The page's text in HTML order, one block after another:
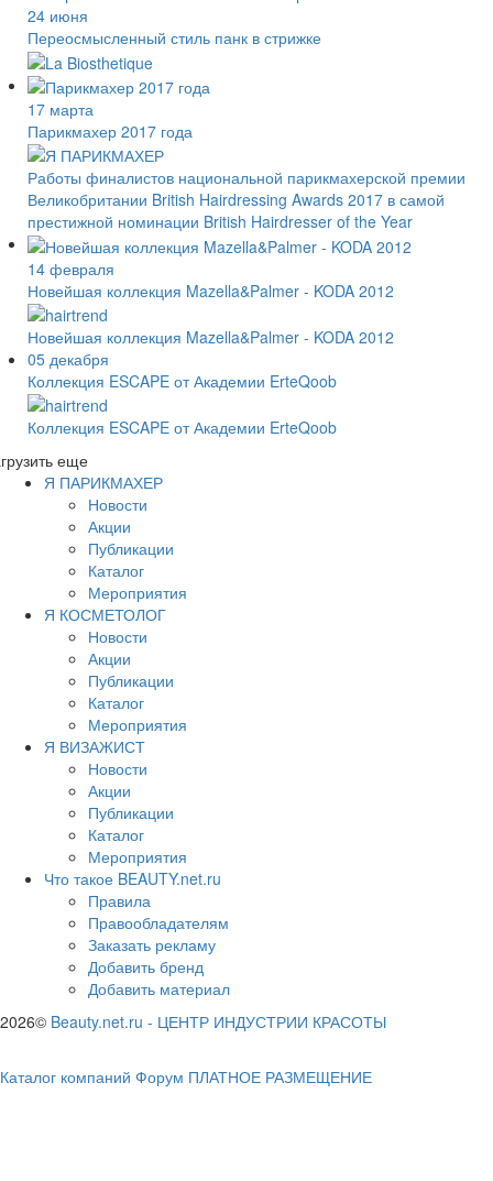
24 июня
Переосмысленный стиль панк в стрижке
17 марта
Парикмахер 2017 года
Работы финалистов национальной парикмахерской премии
Великобритании British Hairdressing Awards 2017 в самой
престижной номинации British Hairdresser of the Year
14 февраля
Новейшая коллекция Mazella&Palmer - KODA 2012
Новейшая коллекция Mazella&Palmer - KODA 2012
05 декабря
Коллекция ESCAPE от Академии ErteQoob
Коллекция ESCAPE от Академии ErteQoob
еще
Я ПАРИКМАХЕР
Новости
Акции
Публикации
Каталог
Мероприятия
Я КОСМЕТОЛОГ
Новости
Акции
Публикации
Каталог
Мероприятия
Я ВИЗАЖИСТ
Новости
Акции
Публикации
Каталог
Мероприятия
Что такое BEAUTY.net.ru
Правила
Правообладателям
Заказать рекламу
Добавить бренд
Добавить материал
2026© Beauty.net.ru - ЦЕНТР ИНДУСТРИИ КРАСОТЫ
Каталог компаний Форум ПЛАТНОЕ РАЗМЕЩЕНИЕ